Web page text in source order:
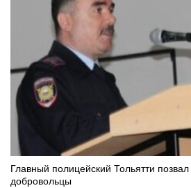
Главный полицейский Тольятти позвал
добровольцы